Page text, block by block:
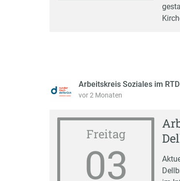
Arbeitskreis Soziales im
vor 2 Monaten
Freitag
03